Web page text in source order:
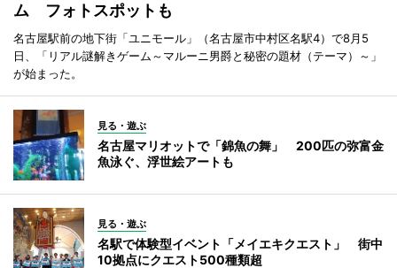
ム フォトスポットも
名古屋駅前の地下街「ユニモール」（名古屋市中村区名駅4）で8月5
日、「リアル謎解きゲーム～マルーニ男爵と秘密の題材（テーマ）～」
が始まった。
見る・遊ぶ
名古屋マリオットで「錦魚の舞」 200匹の弥富金
魚泳ぐ、浮世絵アートも
見る・遊ぶ
名駅で体験型イベント「メイエキクエスト」 街中
10拠点にクエスト500種類超